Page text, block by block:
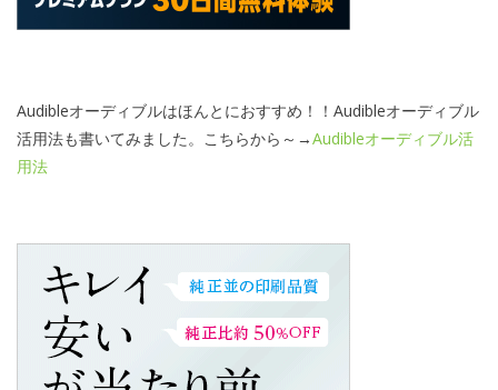
Audibleオーディブルはほんとにおすすめ！！Audibleオーディブル
活用法も書いてみました。こちらから～→Audibleオーディブル活
用法